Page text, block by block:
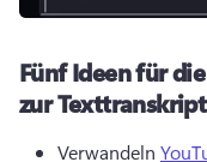
Fünf Ideen für
zur
Verwandeln